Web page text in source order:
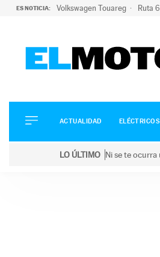
ES NOTICIA: Volkswagen Touareg Ruta
ELÉCTRICOS
CONDUCIR
ACTUALIDAD ELÉCTRICOS
LO ÚLTIMO Ni se te